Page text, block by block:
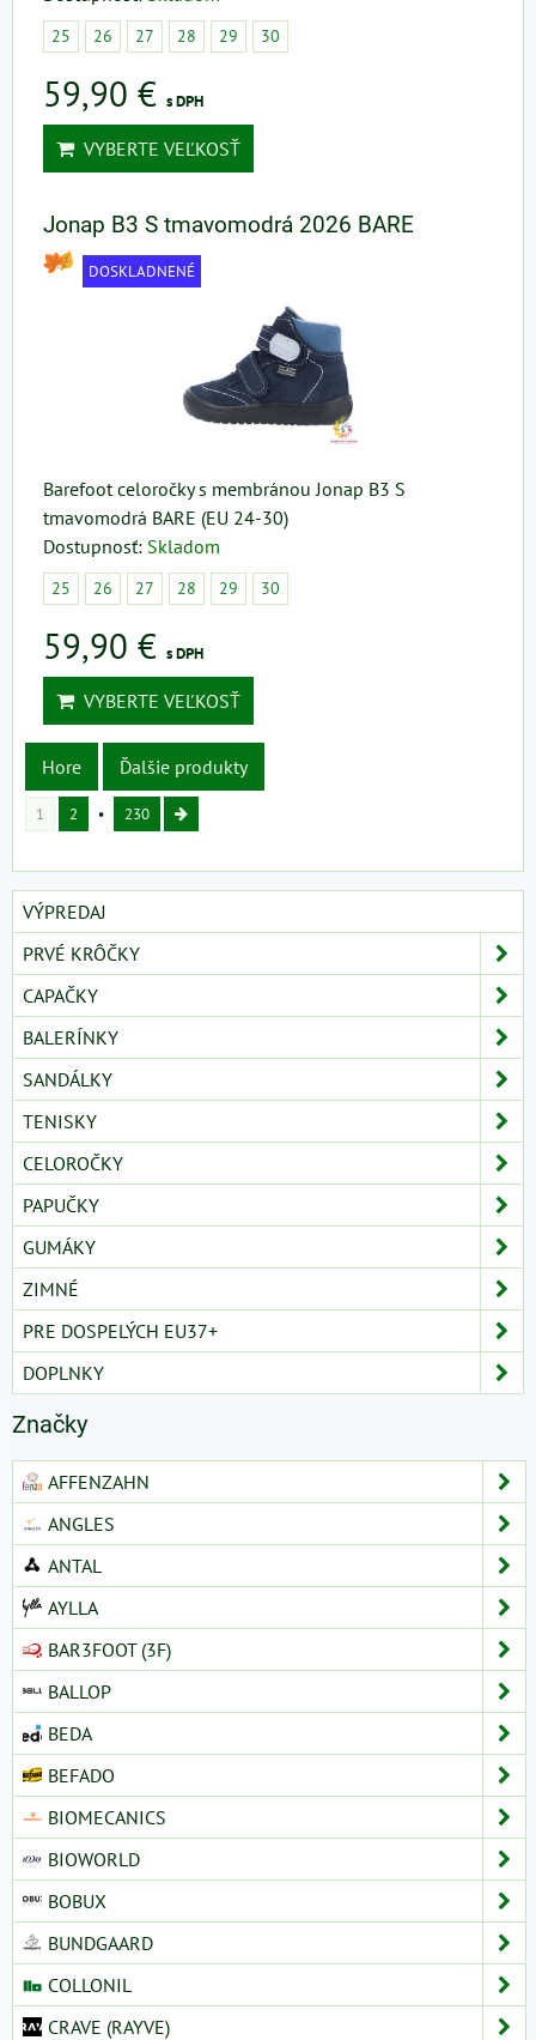
25 26 27 28 29 30
59,90 € s DPH
VYBERTE VEĽKOSŤ
Jonap B3 S tmavomodrá 2026 BARE
DOSKLADNENÉ
Barefoot celoročky s membránou Jonap B3 S
tmavomodrá BARE (EU 24-30)
Dostupnosť: Skladom
25 26 27 28 29 30
59,90 € s DPH
VYBERTE VEĽKOSŤ
Hore Ďalšie produkty
1 2 230
VÝPREDAJ
PRVÉ KRÔČKY
CAPAČKY
BALERÍNKY
SANDÁLKY
TENISKY
CELOROČKY
PAPUČKY
GUMÁKY
ZIMNÉ
PRE DOSPELÝCH EU37+
DOPLNKY
Značky
AFFENZAHN
ANGLES
ANTAL
AYLLA
BAR3FOOT (3F)
BALLOP
BEDA
BEFADO
BIOMECANICS
BIOWORLD
BOBUX
BUNDGAARD
COLLONIL
CRAVE (RAYVE)